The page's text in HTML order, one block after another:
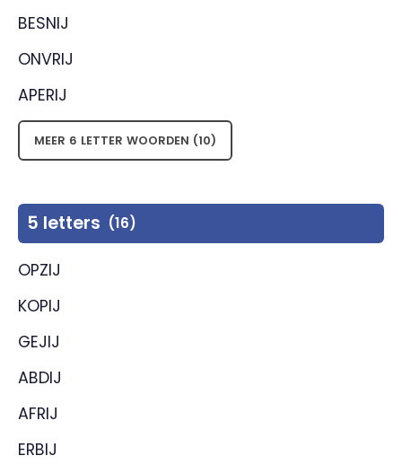
BESNIJ
ONVRIJ
APERIJ
MEER 6 LETTER WOORDEN (10)
5 letters (16)
OPZIJ
KOPIJ
GEJIJ
ABDIJ
AFRIJ
ERBIJ